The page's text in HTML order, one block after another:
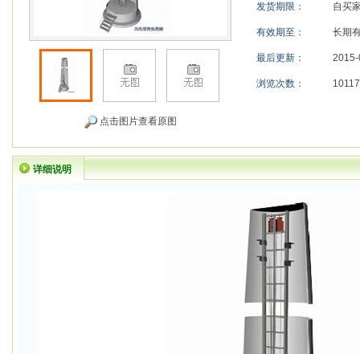
点击图片查看原图
发货期限： 自买
有效期至： 长期
最后更新：
浏览次数： 10117
详细说明